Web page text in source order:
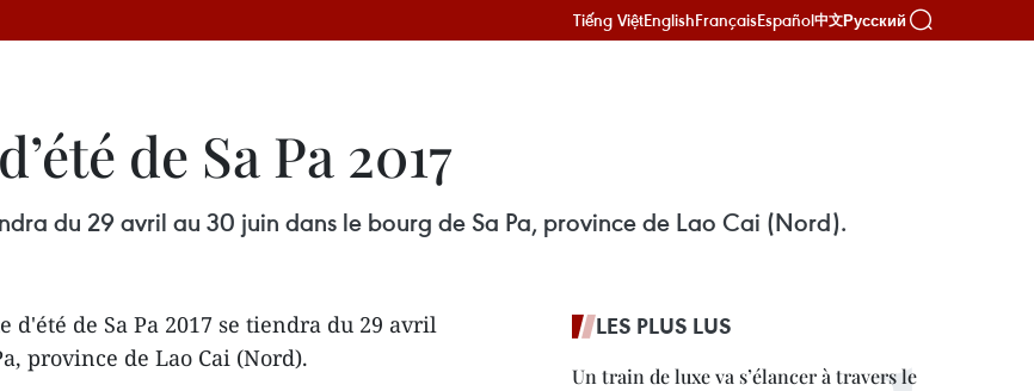
Tiếng ViệtEnglishFrançaisEspañol中文Русский
de Sa Pa 2017
du 29 avril au 30 juin dans le bourg de Sa Pa, province de Lao Cai (Nord).
de Sa Pa 2017 se tiendra du 29 avril
province de Lao Cai (Nord).
LES PLUS LUS
Un train de luxe va s’élancer à travers le